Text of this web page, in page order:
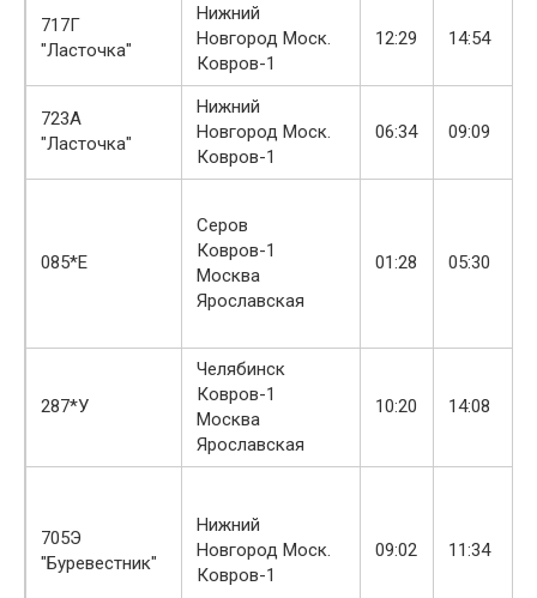
717Г
"Ласточка"
Нижний
Новгород Моск.
Ковров-1
12:29 14:54
723А
"Ласточка"
Нижний
Новгород Моск.
Ковров-1
06:34 09:09
085*Е
Серов
Ковров-1
Москва
Ярославская
01:28 05:30
287*У
Челябинск
Ковров-1
Москва
Ярославская
10:20 14:08
705Э
"Буревестник"
Нижний
Новгород Моск.
Ковров-1
09:02 11:34